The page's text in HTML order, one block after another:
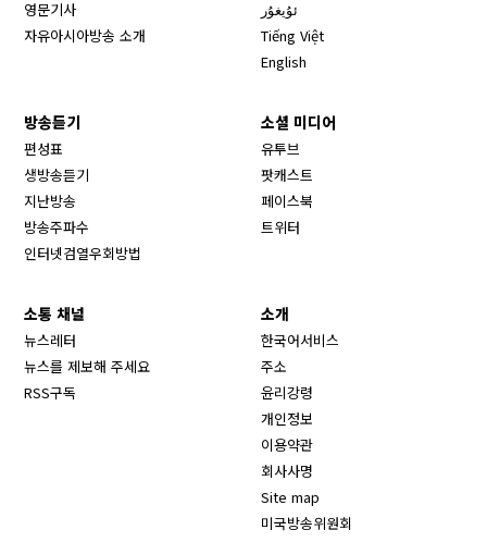
영문기사
자유아시아방송 소개
ئۇيغۇر
Tiếng Việt
English
방송듣기
편성표
생방송듣기
지난방송
방송주파수
인터넷검열우회방법
소셜 미디어
유투브
팟캐스트
페이스북
트위터
소통 채널
뉴스레터
뉴스를 제보해 주세요
RSS구독
소개
한국어서비스
주소
윤리강령
개인정보
이용약관
회사사명
Site map
미국방송위원회